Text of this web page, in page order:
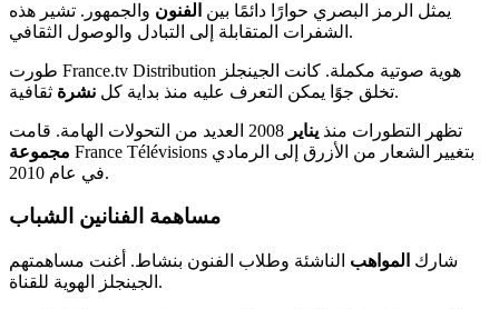
يمثل الرمز البصري حوارًا دائمًا بين الفنون والجمهور. تشير هذه
الشفرات المتقابلة إلى التبادل والوصول الثقافي.
طورت France.tv Distribution هوية صوتية مكملة. كانت الجينجلز
تخلق جوًا يمكن التعرف عليه منذ بداية كل نشرة ثقافية.
تظهر التطورات منذ يناير
مجموعة France Télévisions بتغيير الشعار من الأزرق إلى الرمادي
في عام 2010.
مساهمة الفنانين الشباب
شارك المواهب الناشئة وطلاب الفنون بنشاط. أغنت مساهمتهم
الجينجلز الهوية للقناة.